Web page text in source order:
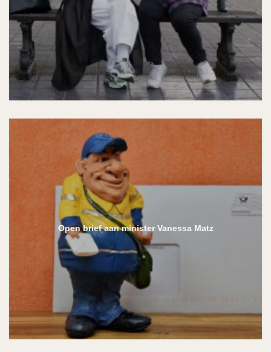
Open brief aan minister Vanessa Matz